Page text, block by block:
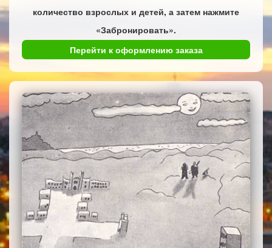
количество взрослых и детей, а затем нажмите
«Забронировать».
Перейти к оформлению заказа